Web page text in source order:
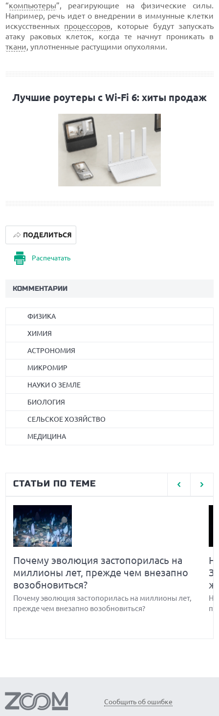
“компьютеры”, реагирующие на физические силы.
Например, речь идет о внедрении в иммунные клетки
искусственных процессоров, которые будут запускать
атаку раковых клеток, когда те начнут проникать в
ткани, уплотненные растущими опухолями.
Лучшие роутеры с Wi-Fi 6: хиты продаж
Распечатать
ПОДЕЛИТЬСЯ
КОММЕНТАРИИ
ФИЗИКА
ХИМИЯ
АСТРОНОМИЯ
МИКРОМИР
НАУКИ О ЗЕМЛЕ
БИОЛОГИЯ
СЕЛЬСКОЕ ХОЗЯЙСТВО
МЕДИЦИНА
СТАТЬИ ПО ТЕМЕ
Почему эволюция застопорилась на
миллионы лет, прежде чем внезапно
возобновиться?
Почему эволюция застопорилась на миллионы лет,
прежде чем внезапно возобновиться?
Обнаружены биологические часы-
Сообщить об ошибке